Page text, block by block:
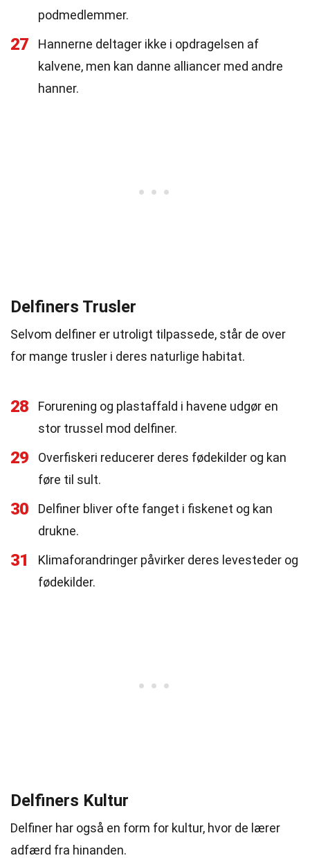
podmedlemmer.
27
Hannerne deltager ikke i opdragelsen af
kalvene, men kan danne alliancer med andre
hanner.
Delfiners Trusler
Selvom delfiner er utroligt tilpassede, står de over
for mange trusler i deres naturlige habitat.
28
Forurening og plastaffald i havene udgør en
stor trussel mod delfiner.
29
Overfiskeri reducerer deres fødekilder og kan
føre til sult.
30
Delfiner bliver ofte fanget i fiskenet og kan
drukne.
31
Klimaforandringer påvirker deres levesteder og
fødekilder.
Delfiners Kultur
Delfiner har også en form for kultur, hvor de lærer
adfærd fra hinanden.